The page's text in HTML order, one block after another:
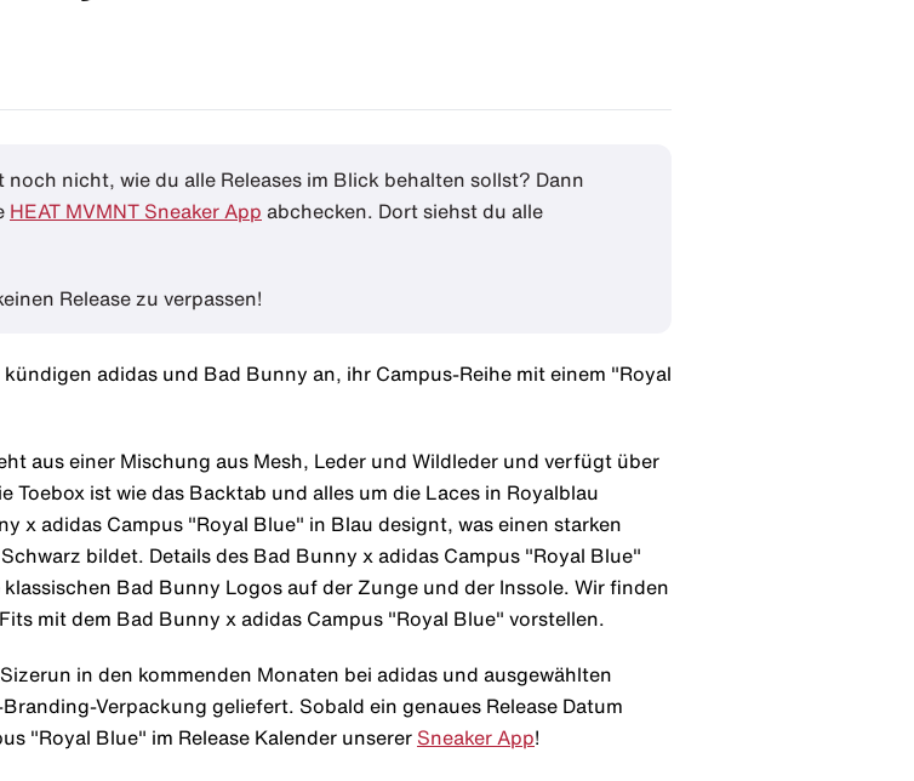
nicht, wie du alle Releases im Blick behalten sollst? Dann
HEAT MVMNT Sneaker App abchecken. Dort siehst du alle
Release zu verpassen!
adidas und Bad Bunny an, ihr Campus-Reihe mit einem "Royal
aus einer Mischung aus Mesh, Leder und Wildleder und verfügt über
Toebox ist wie das Backtab und alles um die Laces in Royalblau
x adidas Campus "Royal Blue" in Blau designt, was einen starken
bildet. Details des Bad Bunny x adidas Campus "Royal Blue"
Bad Bunny Logos auf der Zunge und der Inssole. Wir finden
mit dem Bad Bunny x adidas Campus "Royal Blue" vorstellen.
in den kommenden Monaten bei adidas und ausgewählten
Verpackung geliefert. Sobald ein genaues Release Datum
"Royal Blue" im Release Kalender unserer Sneaker App!